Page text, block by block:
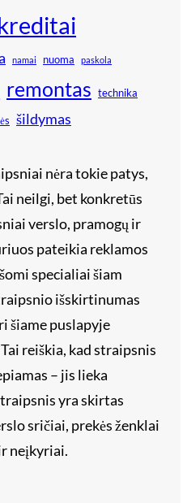
namai nuoma paskola
remontas technika
šildymas
nėra tokie patys,
neilgi, bet konkretūs
verslo, pramogų ir
pateikia reklamos
specialiai šiam
išskirtinumas
šiame puslapyje
reiškia, kad straipsnis
– jis lieka
yra skirtas
sričiai, prekės ženklai
neįkyriai.